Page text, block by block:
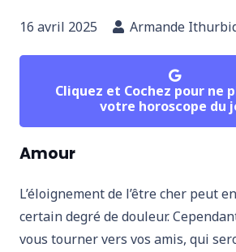
16 avril 2025 Armande
Cliquez et Cochez pour ne
votre horoscope du
Amour
L’éloignement de l’être cher peut
certain degré de douleur.
vous tourner vers vos amis, qui